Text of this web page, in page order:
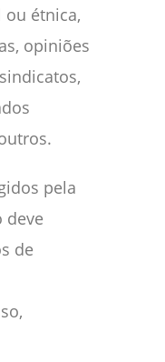
étnica,
opiniões
pela
deve
de